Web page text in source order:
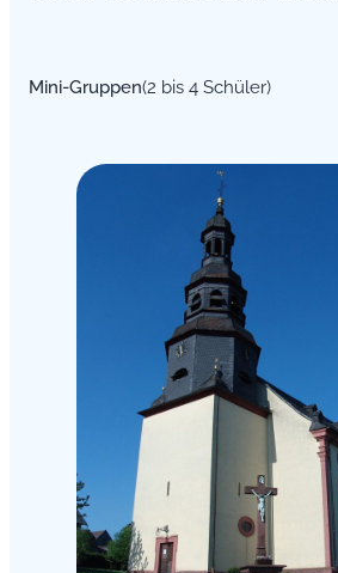
Mini-Gruppen(2 bis 4 Schüler)